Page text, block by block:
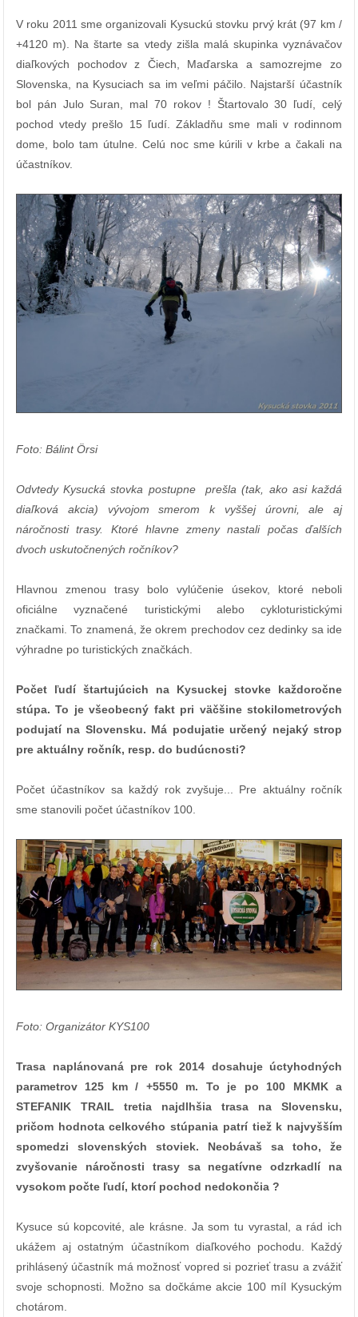
V roku 2011 sme organizovali Kysuckú stovku prvý krát (97 km /
+4120 m). Na štarte sa vtedy zišla malá skupinka vyznávačov
diaľkových pochodov z Čiech, Maďarska a samozrejme zo
Slovenska, na Kysuciach sa im veľmi páčilo. Najstarší účastník
bol pán Julo Suran, mal 70 rokov ! Štartovalo 30 ľudí, celý
pochod vtedy prešlo 15 ľudí. Základňu sme mali v rodinnom
dome, bolo tam útulne. Celú noc sme kúrili v krbe a čakali na
účastníkov.
Foto: Bálint Örsi
Odvtedy Kysucká stovka postupne prešla (tak, ako asi každá
diaľková akcia) vývojom smerom k vyššej úrovni, ale aj
náročnosti trasy. Ktoré hlavne zmeny nastali počas ďalších
dvoch uskutočnených ročníkov?
Hlavnou zmenou trasy bolo vylúčenie úsekov, ktoré neboli
oficiálne vyznačené turistickými alebo cykloturistickými
značkami. To znamená, že okrem prechodov cez dedinky sa ide
výhradne po turistických značkách.
Počet ľudí štartujúcich na Kysuckej stovke každoročne
stúpa. To je všeobecný fakt pri väčšine stokilometrových
podujatí na Slovensku. Má podujatie určený nejaký strop
pre aktuálny ročník, resp. do budúcnosti?
Počet účastníkov sa každý rok zvyšuje... Pre aktuálny ročník
sme stanovili počet účastníkov 100.
Foto: Organizátor KYS100
Trasa naplánovaná pre rok 2014 dosahuje úctyhodných
parametrov 125 km / +5550 m. To je po 100 MKMK a
STEFANIK TRAIL tretia najdlhšia trasa na Slovensku,
pričom hodnota celkového stúpania patrí tiež k najvyšším
spomedzi slovenských stoviek. Neobávaš sa toho, že
zvyšovanie náročnosti trasy sa negatívne odzrkadlí na
vysokom počte ľudí, ktorí pochod nedokončia ?
Kysuce sú kopcovité, ale krásne. Ja som tu vyrastal, a rád ich
ukážem aj ostatným účastníkom diaľkového pochodu. Každý
prihlásený účastník má možnosť vopred si pozrieť trasu a zvážiť
svoje schopnosti. Možno sa dočkáme akcie 100 míl Kysuckým
chotárom.